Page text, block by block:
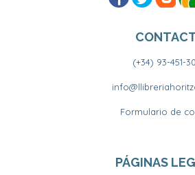
(+34) 93-451-
Formulario de
PÁGINAS